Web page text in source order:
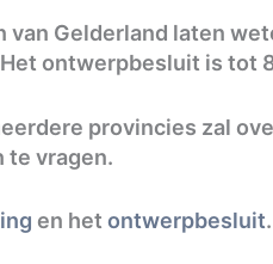
van Gelderland laten
ontwerpbesluit is tot
provincies zal
te vragen.
en het ontwerpbesluit.